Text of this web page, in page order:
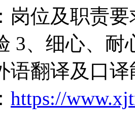
岗位及职责
3、细心、耐
语翻译及口
https://